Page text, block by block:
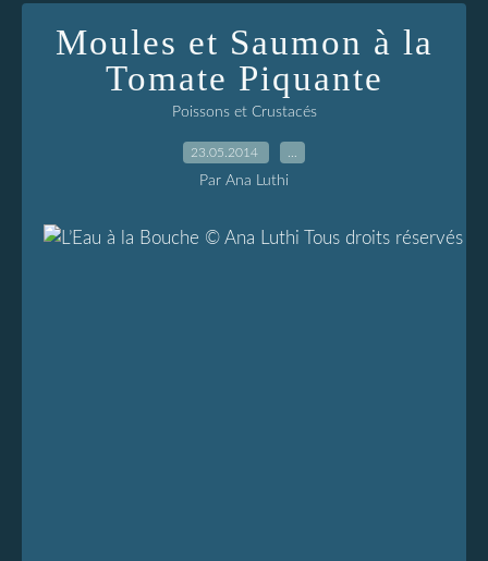
Moules et Saumon à la
Tomate Piquante
Poissons et Crustacés
23.05.2014
Par Ana Luthi